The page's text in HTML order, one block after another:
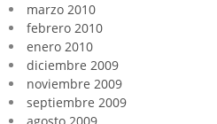
marzo 2010
febrero 2010
enero 2010
diciembre 2009
noviembre 2009
septiembre 2009